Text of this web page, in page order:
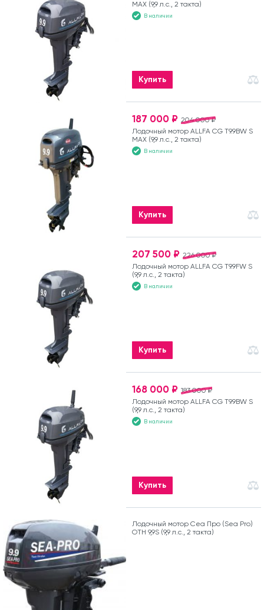
MAX (9,9 л.с., 2 такта)
В наличии
Купить
204 000 ₽
187 000 ₽
Лодочный мотор ALLFA CG T9.9BW S
MAX (9,9 л.с., 2 такта)
В наличии
Купить
226 000 ₽
207 500 ₽
Лодочный мотор ALLFA CG T9.9FW S
(9,9 л.с., 2 такта)
В наличии
Купить
183 000 ₽
168 000 ₽
Лодочный мотор ALLFA CG T9.9BW S
(9,9 л.с., 2 такта)
В наличии
Купить
Лодочный мотор Сеа Про (Sea Pro)
OTH 9,9S (9,9 л.с., 2 такта)